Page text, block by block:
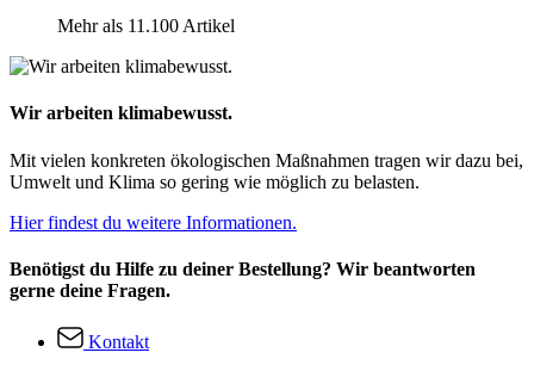
Mehr als 11.100 Artikel
Wir arbeiten klimabewusst.
Mit vielen konkreten ökologischen Maßnahmen tragen wir dazu bei,
Umwelt und Klima so gering wie möglich zu belasten.
Hier findest du weitere Informationen.
Benötigst du Hilfe zu deiner Bestellung? Wir beantworten
gerne deine Fragen.
Kontakt